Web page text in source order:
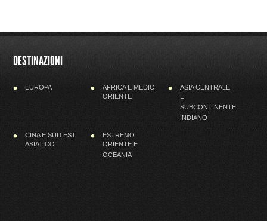
DESTINAZIONI
EUROPA AFRICA E MEDIO
ORIENTE
ASIA CENTRALE
E
SUBCONTINENTE
INDIANO
CINA E SUD EST
ASIATICO
ESTREMO
ORIENTE E
OCEANIA